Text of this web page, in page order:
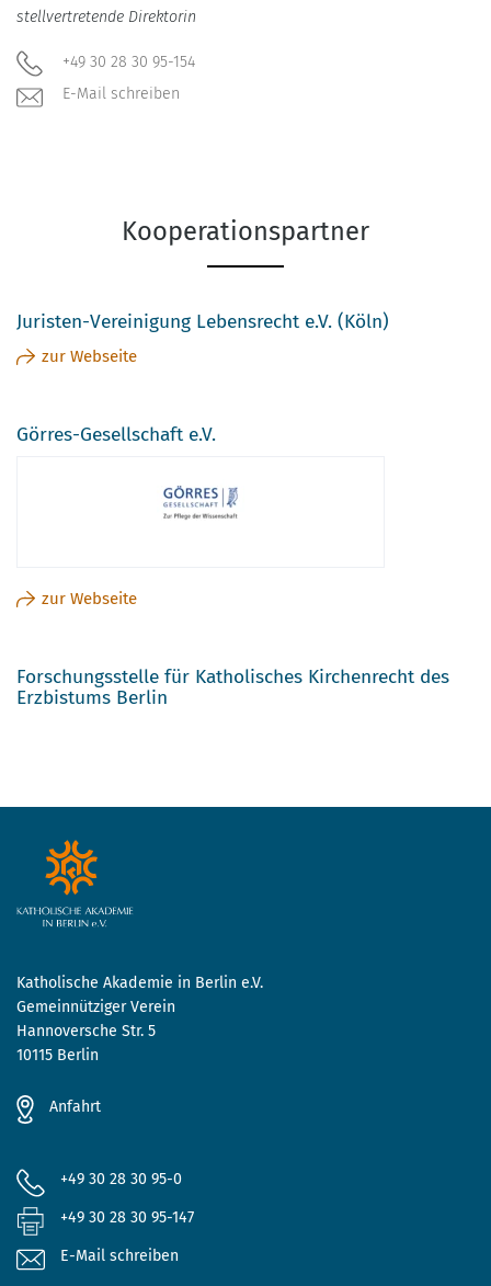
stellvertretende Direktorin
+49 30 28 30 95-154
E-Mail schreiben
Kooperationspartner
Juristen-Vereinigung Lebensrecht e.V. (Köln)
zur Webseite
Görres-Gesellschaft e.V.
zur Webseite
Forschungsstelle für Katholisches Kirchenrecht des
Erzbistums Berlin
Katholische Akademie in Berlin e.V.
Gemeinnütziger Verein
Hannoversche Str. 5
10115 Berlin
Anfahrt
+49 30 28 30 95-0
+49 30 28 30 95-147
E-Mail schreiben